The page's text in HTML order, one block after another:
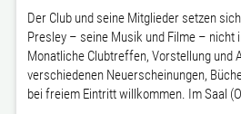
Der Club und seine Mitglieder setzen
Presley – seine Musik und Filme – nicht
Monatliche Clubtreffen, Vorstellung und
verschiedenen Neuerscheinungen,
bei freiem Eintritt willkommen. Im Saal